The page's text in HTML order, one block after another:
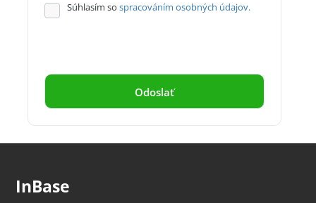
Súhlasím so spracováním osobných údajov.
InBase